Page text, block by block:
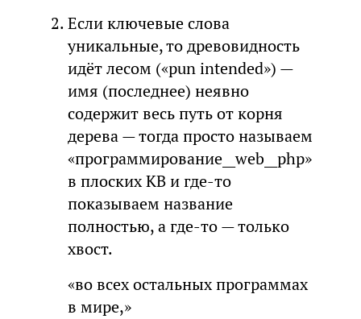
Если ключевые слова
уникальные, то древовидность
идёт лесом («pun intended») —
имя (последнее) неявно
содержит весь путь от корня
дерева — тогда просто называем
«программирование__web__php»
в плоских КВ и где-то
показываем название
полностью, а где-то — только
хвост.
«во всех остальных программах
в мире,»